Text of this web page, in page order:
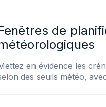
de
en évidence les
des seuils météo,